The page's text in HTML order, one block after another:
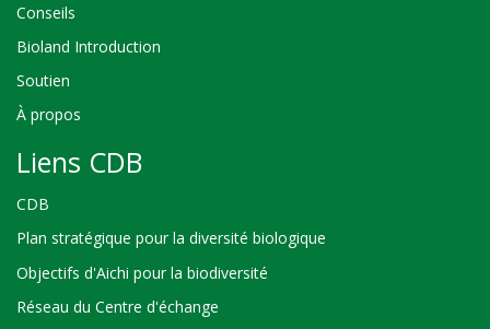
Conseils
Bioland Introduction
Soutien
À propos
Liens CDB
CDB
Plan stratégique pour la diversité biologique
Objectifs d'Aichi pour la biodiversité
Réseau du Centre d'échange